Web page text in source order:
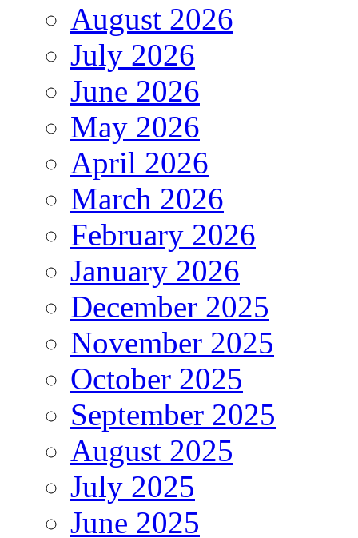
August 2026
July 2026
June 2026
May 2026
April 2026
March 2026
February 2026
January 2026
December 2025
November 2025
October 2025
September 2025
August 2025
July 2025
June 2025